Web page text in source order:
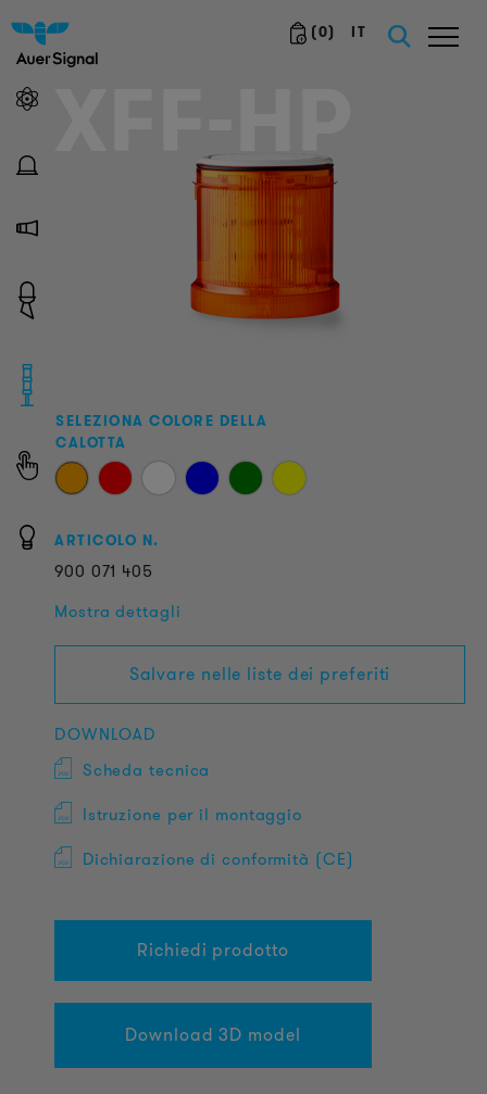
(0) IT
XFF-HP
SELEZIONA COLORE DELLA
CALOTTA
ARTICOLO N.
900 071 405
Mostra dettagli
Salvare nelle liste dei preferiti
DOWNLOAD
Scheda tecnica
Istruzione per il montaggio
Dichiarazione di conformità (CE)
Richiedi prodotto
Download 3D model